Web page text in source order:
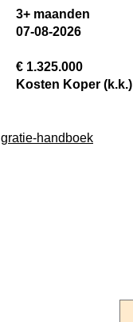
3+ maanden
07-08-2026
€ 1.325.000
Kosten Koper (k.k.)
handboek